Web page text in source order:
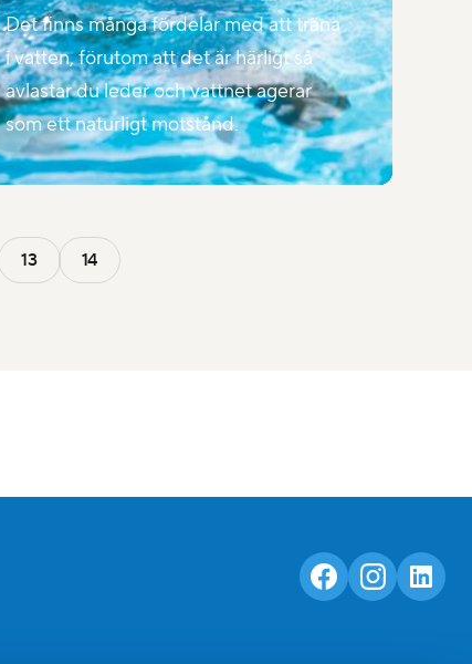
Det finns många fördelar med att träna
i vatten, förutom att det är härligt så
avlastar du leder och vattnet agerar
som ett naturligt motstånd.
13 14